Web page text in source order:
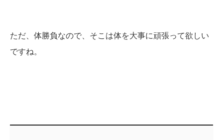
ただ、体勝負なので、そこは体を大事に頑張って欲しい
ですね。